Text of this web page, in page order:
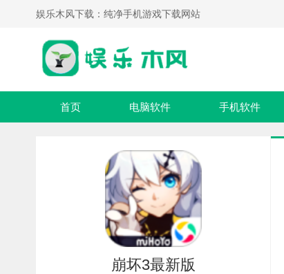
娱乐木风下载：纯净手机游戏下载网站
首页 电脑软件 手机软件
崩坏3最新版